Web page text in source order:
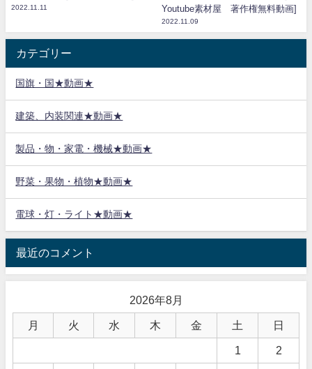
2022.11.11
Youtube素材屋 著作権無料動画]
2022.11.09
カテゴリー
国旗・国★動画★
建築、内装関連★動画★
製品・物・家電・機械★動画★
野菜・果物・植物★動画★
電球・灯・ライト★動画★
最近のコメント
2026年8月
月 火 水 木 金 土 日
1 2